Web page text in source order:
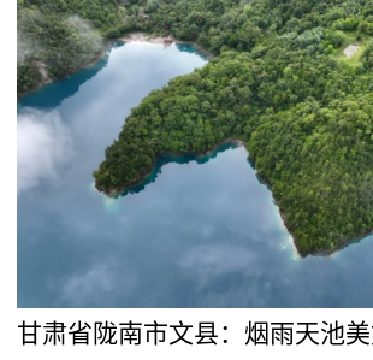
甘肃省陇南市文县：烟雨天池